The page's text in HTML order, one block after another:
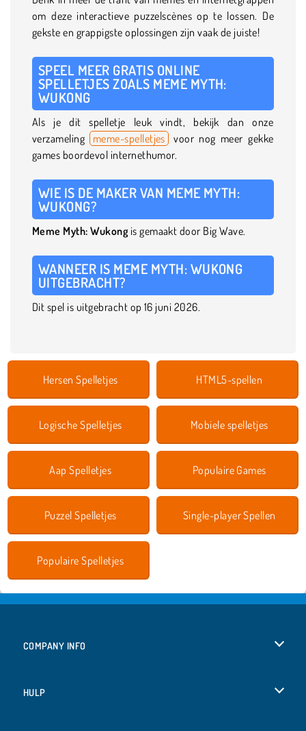
om deze interactieve puzzelscènes op te lossen. De
gekste en grappigste oplossingen zijn vaak de juiste!
SPEEL MEER GRATIS ONLINE
SPELLETJES ZOALS MEME MYTH:
WUKONG
Als je dit spelletje leuk vindt, bekijk dan onze
verzameling
meme-spelletjes voor nog meer gekke
games boordevol internethumor.
WIE IS DE MAKER VAN MEME MYTH:
WUKONG?
Meme Myth: Wukongis gemaakt door Big Wave.
WANNEER IS MEME MYTH: WUKONG
UITGEBRACHT?
Dit spel is uitgebracht op 16 juni 2026.
Hersen Spelletjes HTML5-spellen
Logische Spelletjes Mobiele spelletjes
Aap Spelletjes Populaire Games
Puzzel Spelletjes Single-player Spellen
Populaire Spelletjes
COMPANY INFO
HULP